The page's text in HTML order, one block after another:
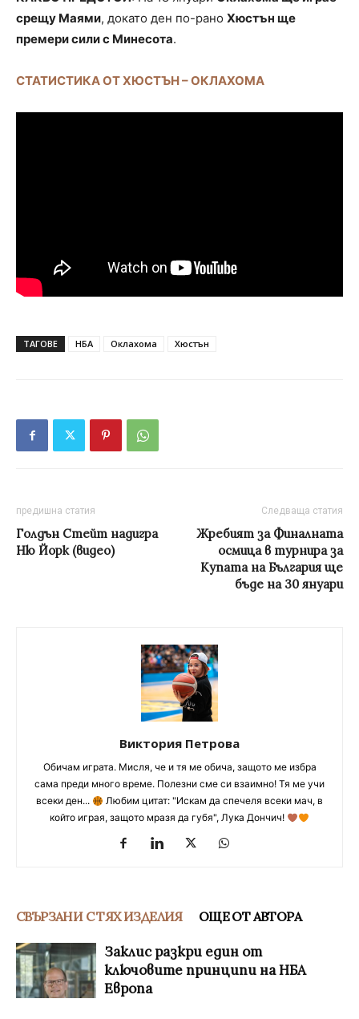
срещу Маями, докато ден по-рано Хюстън ще
премери сили с Минесота.
СТАТИСТИКА ОТ ХЮСТЪН – ОКЛАХОМА
ТАГОВЕ НБА Оклахома Хюстън
предишна статия
Голдън Стейт надигра
Ню Йорк (видео)
Следваща статия
Жребият за Финалната
осмица в турнира за
Купата на България ще
бъде на 30 януари
Виктория Петрова
Обичам играта. Мисля, че и тя ме обича, защото ме избра
сама преди много време. Полезни сме си взаимно! Тя ме учи
всеки ден...
Любим цитат: "Искам да спечеля всеки мач, в
който играя, защото мразя да губя", Лука Дончич!
СВЪРЗАНИ С ТЯХ ИЗДЕЛИЯ ОЩЕ ОТ АВТОРА
Заклис разкри един от
ключовите принципи на НБА
Европа